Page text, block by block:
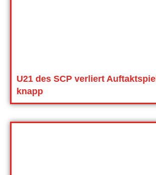
U21 des SCP verliert Auftaktspiel
knapp